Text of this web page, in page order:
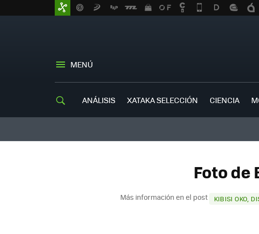
MENÚ
ANÁLISIS XATAKA SELECCIÓN CIENCIA
Foto de
Más información en el post KIBISI OKO,